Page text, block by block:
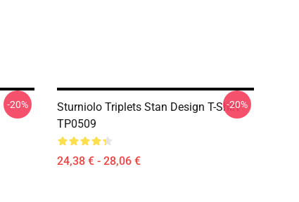
-20%
Sturniolo Triplets Stan Design T-Shirt
TP0509
24,38 € - 28,06 €
-20%